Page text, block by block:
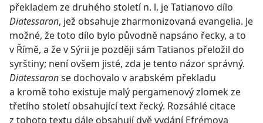
překladem ze druhého století n. l. je Tatianovo dílo
Diatessaron, jež obsahuje zharmonizovaná evangelia. Je
možné, že toto dílo bylo původně napsáno řecky, a to
v Římě, a že v Sýrii je později sám Tatianos přeložil do
syrštiny; není ovšem jisté, zda je tento názor správný.
Diatessaronse dochovalo v arabském překladu
a kromě toho existuje malý pergamenový zlomek ze
třetího století obsahující text řecký. Rozsáhlé citace
z tohoto textu dále obsahují dvě vydání Efrémova